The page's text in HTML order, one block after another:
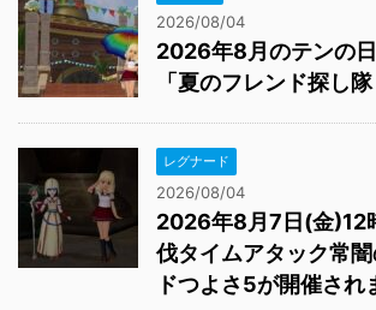
2026/08/04
2026年8月のテンの
「夏のフレンド探し
レグナード
2026/08/04
2026年8月7日(金)12
伐タイムアタック常
ドつよさ5が開催され